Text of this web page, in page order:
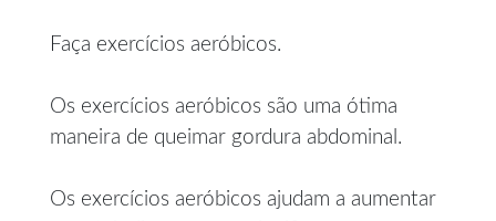
Faça exercícios aeróbicos.
Os exercícios aeróbicos são uma ótima
maneira de queimar gordura abdominal.
Os exercícios aeróbicos ajudam a aumentar